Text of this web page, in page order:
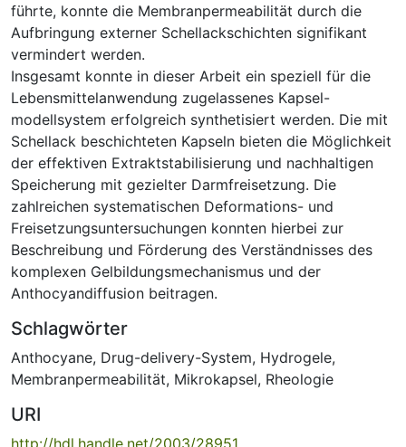
führte, konnte die Membranpermeabilität durch die
Aufbringung externer Schellackschichten signifikant
vermindert werden.
Insgesamt konnte in dieser Arbeit ein speziell für die
Lebensmittelanwendung zugelassenes Kapsel-
modellsystem erfolgreich synthetisiert werden. Die mit
Schellack beschichteten Kapseln bieten die Möglichkeit
der effektiven Extraktstabilisierung und nachhaltigen
Speicherung mit gezielter Darmfreisetzung. Die
zahlreichen systematischen Deformations- und
Freisetzungsuntersuchungen konnten hierbei zur
Beschreibung und Förderung des Verständnisses des
komplexen Gelbildungsmechanismus und der
Anthocyandiffusion beitragen.
Schlagwörter
Anthocyane, Drug-delivery-System, Hydrogele,
Membranpermeabilität, Mikrokapsel, Rheologie
URI
http://hdl.handle.net/2003/28951